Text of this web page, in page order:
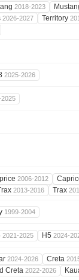
2018-2023
2026-2027 Territory
2025-2026
2006-2012
2013-2016 Trax
1999-2004
2021-2025 H5 2024-
2024-2026 Creta
Creta 2022-2026